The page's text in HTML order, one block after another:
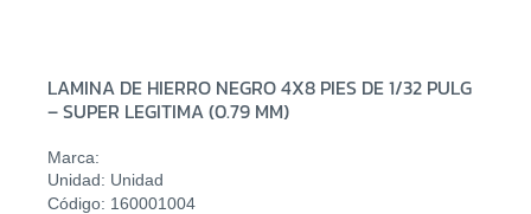
LAMINA DE HIERRO NEGRO 4X8 PIES DE 1/32 PULG
– SUPER LEGITIMA (0.79 MM)
Marca:
Unidad: Unidad
Código: 160001004